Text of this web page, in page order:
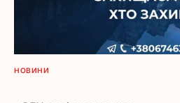
НОВИНИ